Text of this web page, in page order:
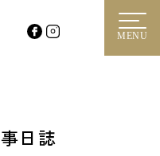
MENU
日誌